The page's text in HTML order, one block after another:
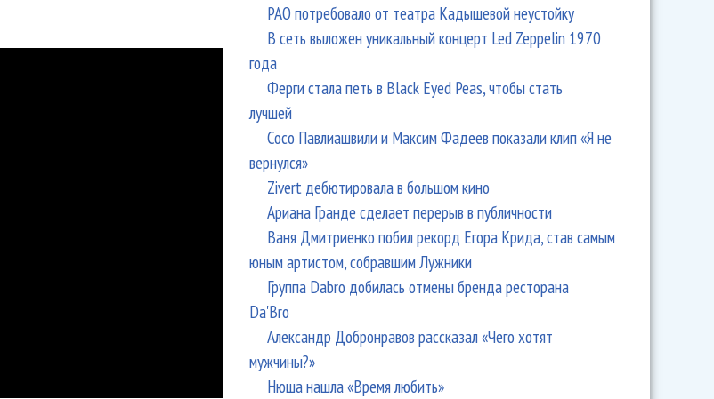
РАО потребовало от театра Кадышевой неустойку
В сеть выложен уникальный концерт Led Zeppelin 1970
года
Ферги стала петь в Black Eyed Peas, чтобы стать
лучшей
Сосо Павлиашвили и Максим Фадеев показали клип «Я не
вернулся»
Zivert дебютировала в большом кино
Ариана Гранде сделает перерыв в публичности
Ваня Дмитриенко побил рекорд Егора Крида, став самым
юным артистом, собравшим Лужники
Группа Dabro добилась отмены бренда ресторана
Da'Bro
Александр Добронравов рассказал «Чего хотят
мужчины?»
Нюша нашла «Время любить»